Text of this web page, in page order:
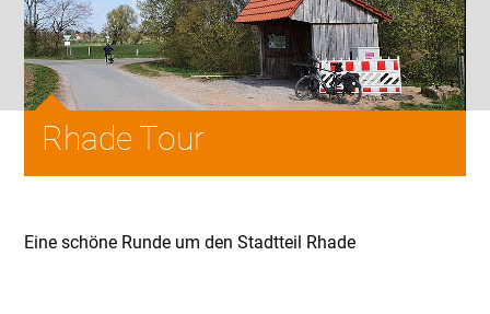
Rhade Tour
Eine schöne Runde um den Stadtteil Rhade